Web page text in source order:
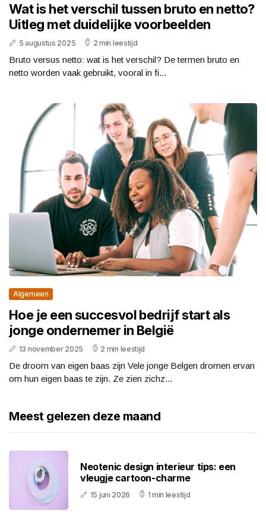
Wat is het verschil tussen bruto en netto?
Uitleg met duidelijke voorbeelden
5 augustus 2025 2 min leestijd
Bruto versus netto: wat is het verschil? De termen bruto en
netto worden vaak gebruikt, vooral in fi...
Algemeen
Hoe je een succesvol bedrijf start als
jonge ondernemer in België
13 november 2025 2 min leestijd
De droom van eigen baas zijn Vele jonge Belgen dromen ervan
om hun eigen baas te zijn. Ze zien zichz...
Meest gelezen deze maand
Neotenic design interieur tips: een
vleugje cartoon-charme
15 juni 2026 1 min leestijd